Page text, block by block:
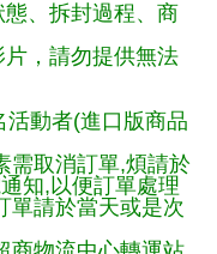
態、拆封過程、商
片，請勿提供無法
動者(進口版商品
需取消訂單,煩請於
知,以便訂單處理
單請於當天或是次